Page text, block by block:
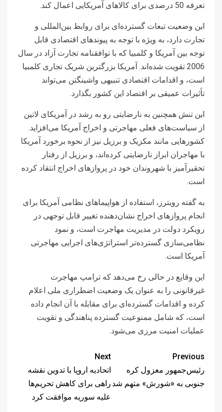
تعرفه 50 درصدی برای کالاهای آمریکایی اعمال کند.
این وضعیت تبعات گسترده‌ای برای روابط بین‌المللی و
تجارت دارد، به ویژه با توجه به پیوندهای اقتصادی قابل
توجه بین آمریکا و کلمبیا که با توافقنامه تجارت آزاد در سال
2006 تقویت شده‌اند. آمریکا بزرگترین شریک تجاری کلمبیا
است، و اقدامات اقتصادی تنبیهی واشینگتن می‌تواند
تأثیرات عمیقی بر اقتصاد این کشور بگذارد.
این تنش همچنین به نارضایتی رو به رشد در آمریکای لاتین
از سیاست‌های فعلی مهاجرتی و اخراج آمریکا می‌افزاید.
کشورهایی مانند مکزیک و برزیل نیز از نحوه برخورد آمریکا
با مهاجران ابراز نارضایتی کرده‌اند، و برزیل از رفتار
تحقیرآمیز با شهروندان خود در پروازهای اخراج انتقاد کرده
است.
به گفته رویترز، استفاده از هواپیماهای نظامی آمریکا برای
انجام پروازهای اخراج نشان‌دهنده تغییر قابل توجهی در
رویکرد دولت در مدیریت مهاجرت است، و نمود
نظامی‌سازی گسترده‌تر استراتژی‌های اجرایی مهاجرتی
آمریکا است.
این وقایع در حالی رخ می‌دهد که ترامپ مهاجرت
غیرقانونی را به عنوان یک وضعیت اضطراری ملی اعلام
کرده و اقدامات گسترده‌ای برای مقابله با آن انجام داده
است، که شامل ممنوعیت گسترده پناهندگی و تقویت
عملیات امنیت مرزی می‌شود.
Previous
رئیس‌جمهور معزول کره
جنوبی به «شورش» متهم شد
Next
اتحادیه اروپا با تدوین نقشه
راهی برای کاهش تحریم‌ها
علیه سوریه موافقت کرد